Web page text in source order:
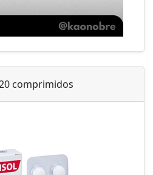
comprimidos